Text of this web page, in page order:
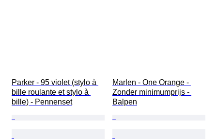
Parker - 95 violet (stylo à
bille roulante et stylo à
bille) - Pennenset
Marlen - One Orange -
Zonder minimumprijs -
Balpen